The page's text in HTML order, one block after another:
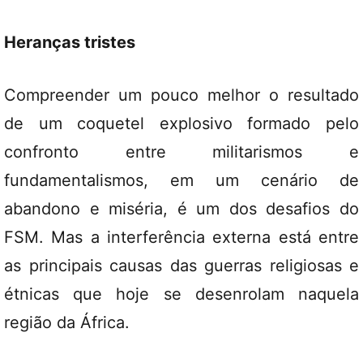
Heranças tristes
Compreender um pouco melhor o resultado
de um coquetel explosivo formado pelo
confronto entre militarismos e
fundamentalismos, em um cenário de
abandono e miséria, é um dos desafios do
FSM. Mas a interferência externa está entre
as principais causas das guerras religiosas e
étnicas que hoje se desenrolam naquela
região da África.